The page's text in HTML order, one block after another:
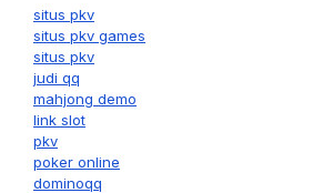
situs pkv
situs pkv games
situs pkv
judi qq
mahjong demo
link slot
pkv
poker online
dominoqq